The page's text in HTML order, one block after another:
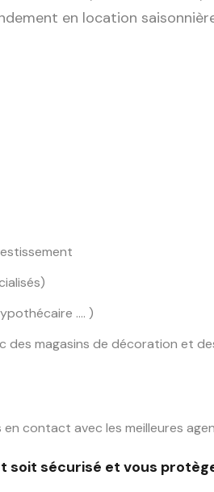
en location
…. )
magasins de décoration et
contact avec les meilleures
soit sécurisé et vous